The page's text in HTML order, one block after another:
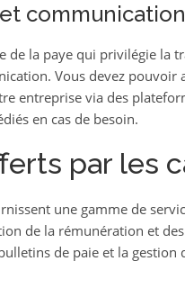
communication
de la paye qui privilégie la
Vous devez
entreprise via des
en cas de besoin.
par les
une gamme de
de la rémunération et
de paie et la gestion